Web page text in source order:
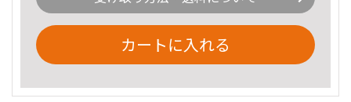
カートに入れる